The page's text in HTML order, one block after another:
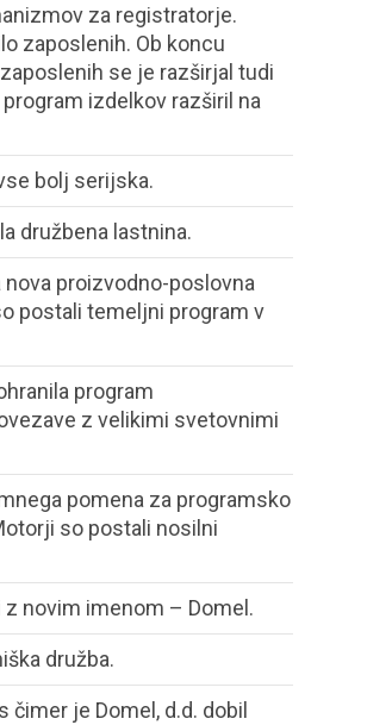
za registratorje.
zaposlenih. Ob koncu
se je razširjal tudi
izdelkov razširil na
bolj serijska.
družbena lastnina.
proizvodno-poslovna
postali temeljni program v
program
z velikimi svetovnimi
pomena za programsko
so postali nosilni
novim imenom – Domel.
družba.
je Domel, d.d. dobil